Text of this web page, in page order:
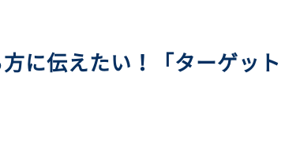
に伝えたい！「ターゲット